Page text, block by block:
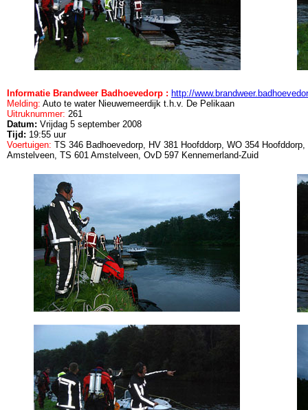
Informatie Brandweer Badhoevedorp : http://
Melding: Auto te water Nieuwemeerdijk t.h.v. De Pelikaan
Uitruknummer: 261
Datum: Vrijdag 5 september 2008
Tijd: 19:55 uur
Voertuigen: TS 346 Badhoevedorp, HV 381 Hoofddorp, WO 354
Amstelveen, TS 601 Amstelveen, OvD 597 Kennemerland-Zuid